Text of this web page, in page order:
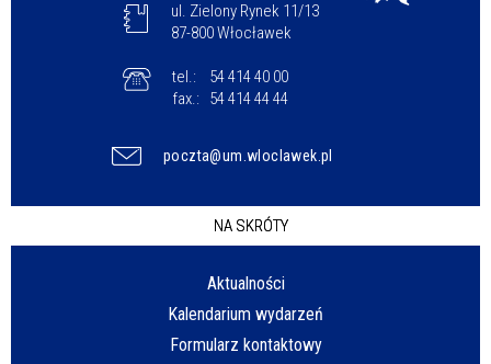
ul. Zielony Rynek 11/13
87-800 Włocławek
tel.:
54 414 40 00
fax.:
54 414 44 44
poczta@um.wloclawek.pl
NA SKRÓTY
Aktualności
Kalendarium wydarzeń
Formularz kontaktowy